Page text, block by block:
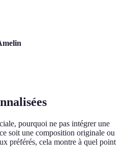
pourquoi ne pas intégrer une
soit une composition originale ou
préférés, cela montre à quel point